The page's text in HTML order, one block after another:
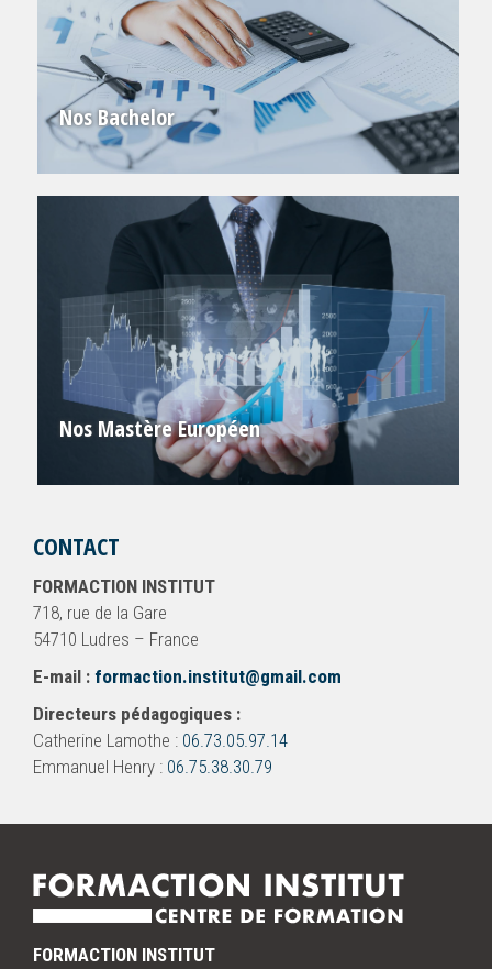
Nos Bachelor
Nos Mastère Européen
CONTACT
FORMACTION INSTITUT
718, rue de la Gare
54710 Ludres – France
E-mail : formaction.institut@gmail.com
Directeurs pédagogiques :
Catherine Lamothe : 06.73.05.97.14
Emmanuel Henry : 06.75.38.30.79
FORMACTION INSTITUT